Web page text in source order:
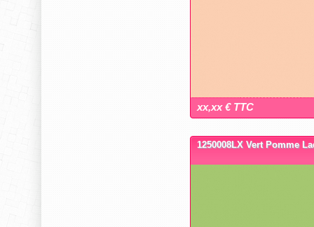
xx,xx € TTC
1250008LX Vert Pomme